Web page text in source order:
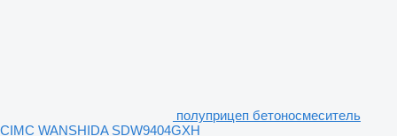
полуприцеп бетоносмеситель
CIMC WANSHIDA SDW9404GXH